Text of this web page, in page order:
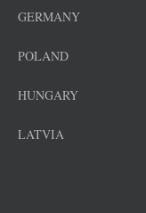
GERMANY
POLAND
HUNGARY
LATVIA